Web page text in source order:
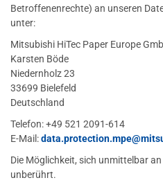
Betroffenenrechte) an unseren
unter:
Mitsubishi HiTec Paper Europe
Karsten Böde
Niedernholz 23
33699 Bielefeld
Deutschland
Telefon: +49 521 2091-614
E-Mail:data.protection.mpe
Die Möglichkeit, sich unmittelbar
unberührt.